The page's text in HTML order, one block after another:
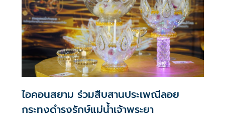
ไอคอนสยาม ร่วมสืบสานประเพณีลอย
กระทงดำรงรักษ์แม่น้ำเจ้าพระยา